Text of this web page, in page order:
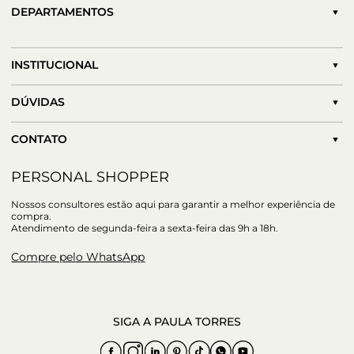
DEPARTAMENTOS
INSTITUCIONAL
DÚVIDAS
CONTATO
PERSONAL SHOPPER
Nossos consultores estão aqui para garantir a melhor experiência de
compra.
Atendimento de segunda-feira a sexta-feira das 9h a 18h.
Compre pelo WhatsApp